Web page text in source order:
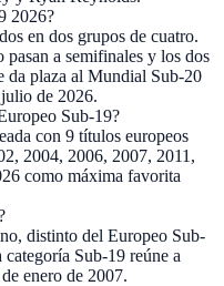
2026?
en dos grupos de cuatro.
a semifinales y los dos
da plaza al Mundial Sub-20
de 2026.
Sub-19?
con 9 títulos europeos
2004, 2006, 2007, 2011,
como máxima favorita
distinto del Europeo Sub-
Sub-19 reúne a
enero de 2007.